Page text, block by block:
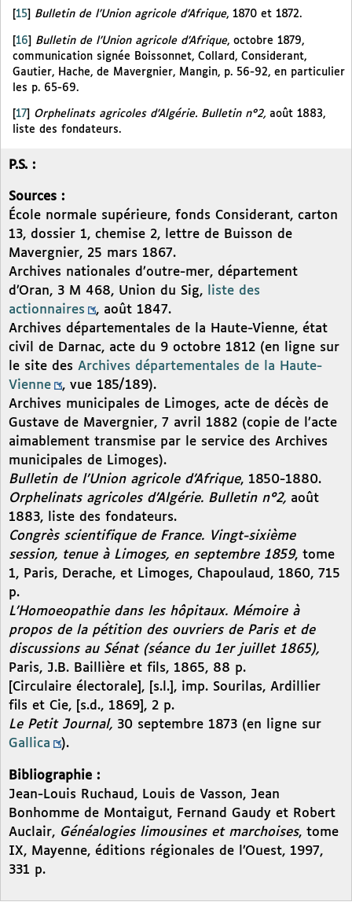
15 Bulletin de l’Union agricole d’Afrique, 1870 et 1872.
[16] Bulletin de l’Union agricole d’Afrique, octobre 1879,
communication signée Boissonnet, Collard, Considerant,
Gautier, Hache, de Mavergnier, Mangin, p. 56-92, en particulier
les p. 65-69.
17 Orphelinats agricoles d’Algérie. Bulletin n°2, août 1883,
liste des fondateurs.
P.S. :
Sources :
École normale supérieure, fonds Considerant, carton
13, dossier 1, chemise 2, lettre de Buisson de
Mavergnier, 25 mars 1867.
Archives nationales d’outre-mer, département
d’Oran, 3 M 468, Union du Sig,
liste des
actionnaires
, août 1847.
Archives départementales de la Haute-Vienne, état
civil de Darnac, acte du 9 octobre 1812 (en ligne sur
le site des Archives départementales de la Haute-
Vienne
, vue 185/189).
Archives municipales de Limoges, acte de décès de
Gustave de Mavergnier, 7 avril 1882 (copie de l’acte
aimablement transmise par le service des Archives
municipales de Limoges).
Bulletin de l’Union agricole d’Afrique, 1850-1880.
Orphelinats agricoles d’Algérie. Bulletin n°2, août
1883, liste des fondateurs.
Congrès scientifique de France. Vingt-sixième
session, tenue à Limoges, en septembre 1859, tome
1, Paris, Derache, et Limoges, Chapoulaud, 1860, 715
p.
L’Homoeopathie dans les hôpitaux. Mémoire à
propos de la pétition des ouvriers de Paris et de
discussions au Sénat (séance du 1er juillet 1865),
Paris, J.B. Baillière et fils, 1865, 88 p.
[Circulaire électorale], [s.l.], imp. Sourilas, Ardillier
fils et Cie, [s.d., 1869], 2 p.
Le Petit Journal, 30 septembre 1873 (en ligne sur
Gallica
).
Bibliographie :
Jean-Louis Ruchaud, Louis de Vasson, Jean
Bonhomme de Montaigut, Fernand Gaudy et Robert
Auclair, Généalogies limousines et marchoises, tome
IX, Mayenne, éditions régionales de l’Ouest, 1997,
331 p.